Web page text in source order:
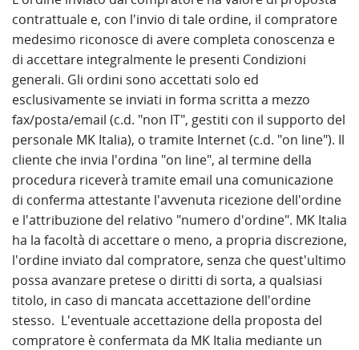
contrattuale e, con l'invio di tale ordine, il compratore
medesimo riconosce di avere completa conoscenza e
di accettare integralmente le presenti Condizioni
generali. Gli ordini sono accettati solo ed
esclusivamente se inviati in forma scritta a mezzo
fax/posta/email (c.d. "non IT", gestiti con il supporto del
personale MK Italia), o tramite Internet (c.d. "on line"). Il
cliente che invia l'ordina "on line", al termine della
procedura riceverà tramite email una comunicazione
di conferma attestante l'avvenuta ricezione dell'ordine
e l'attribuzione del relativo "numero d'ordine". MK Italia
ha la facoltà di accettare o meno, a propria discrezione,
l'ordine inviato dal compratore, senza che quest'ultimo
possa avanzare pretese o diritti di sorta, a qualsiasi
titolo, in caso di mancata accettazione dell'ordine
stesso. L'eventuale accettazione della proposta del
compratore è confermata da MK Italia mediante un